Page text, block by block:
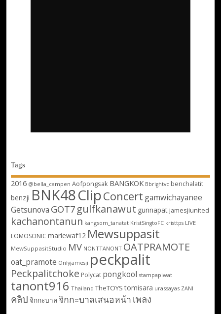
Tags
2016 @bella_campen Aofpongsak BANGKOK Bbrightvc benchalatit
benzji BNK48ClipConcert gamwichayanee
Getsunova GOT7 gulfkanawut gunnapat jamesjiunited
kachanontanun kangsom_tanatat KristSingtoFC kristtps LIVE
LOMOSONIC mariewaf12 Mewsuppasit
MewSuppasitStudio MV NONTTANONT OATPRAMOTE
oat_pramote Onlyjamesji peckpalit
Peckpalitchoke Polycat pongkool stampapiwat
tanont916 Thailand TheTOYS tomisara urassayas ZANI
คลิป จิกกะบาลจิกกะบาลเสนอหน้า เพลง